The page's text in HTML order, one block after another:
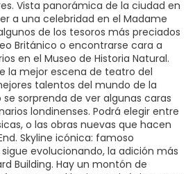
Vista panorámica de la ciudad en
a una celebridad en el Madame
de los tesoros más preciados
Británico o encontrarse cara a
en el Museo de Historia Natural.
la mejor escena de teatro del
talentos del mundo de la
sorprenda de ver algunas caras
londinenses. Podrá elegir entre
o las obras nuevas que hacen
Skyline icónica: famoso
evolucionando, la adición más
Building. Hay un montón de